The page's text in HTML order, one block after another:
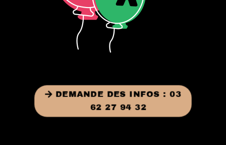
DEMANDE DES INFOS : 03
62 27 94 32